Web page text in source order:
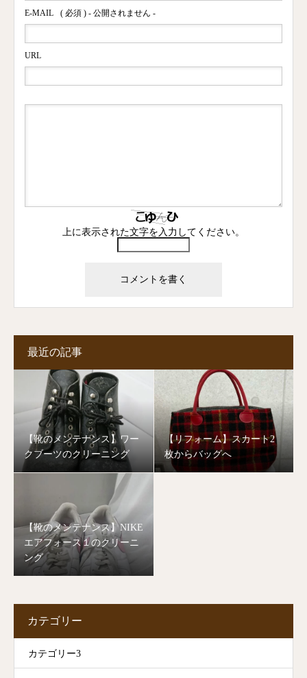
E-MAIL ( 必須 ) - 公開されません -
URL
上に表示された文字を入力してください。
最近の記事
【靴のメンテナンス】ワー
クブーツのクリーニング
【リフォーム】スカート2
枚からバッグへ
【靴のメンテナンス】NIKE
エアフォース１のクリーニ
ング
カテゴリー
カテゴリー3